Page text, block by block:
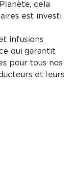
cela
est investi
infusions
qui garantit
pour tous nos
et leurs